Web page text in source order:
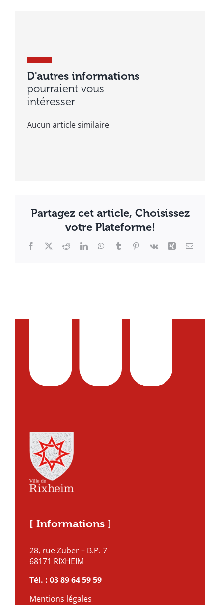
D'autres informations
pourraient vous
intéresser
Aucun article similaire
Partagez cet article, Choisissez
votre Plateforme!
Facebook
X RedditLinkedInWhatsApp
TumblrPinterest
Vk Xing Email
[ Informations ]
28, rue Zuber – B.P. 7
68171 RIXHEIM
Tél. : 03 89 64 59 59
Mentions légales